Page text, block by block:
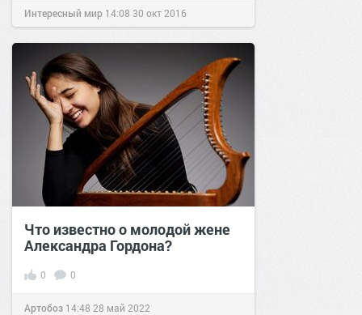
Интересный мир 14:08 30 окт 2016
Что известно о молодой жене
Александра Гордона?
0 0
Артобоз 14:48 28 май 2022